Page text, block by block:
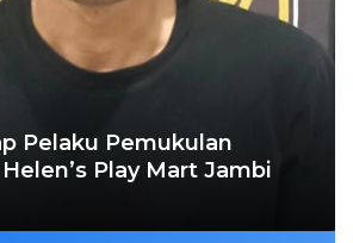
Pelaku Pemukulan
Play Mart Jambi